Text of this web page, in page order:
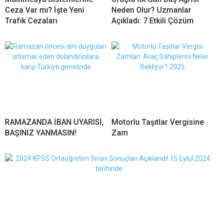
Ceza Var mı? İşte Yeni
Trafik Cezaları
Neden Olur? Uzmanlar
Açıkladı: 7 Etkili Çözüm
RAMAZANDA İBAN UYARISI,
BAŞINIZ YANMASIN!
Motorlu Taşıtlar Vergisine
Zam